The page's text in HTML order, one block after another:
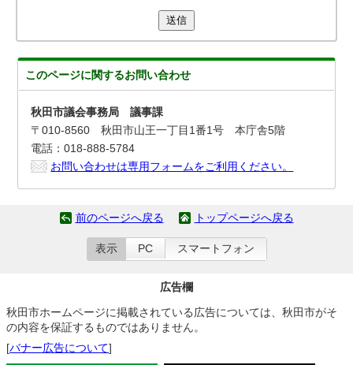
送信
このページに関するお問い合わせ
秋田市議会事務局 議事課
〒010-8560 秋田市山王一丁目1番1号 本庁舎5階
電話：018-888-5784
お問い合わせは専用フォームをご利用ください。
前のページへ戻る トップページへ戻る
表示 PC スマートフォン
広告欄
秋田市ホームページに掲載されている広告については、秋田市がそ
の内容を保証するものではありません。
[バナー広告について]